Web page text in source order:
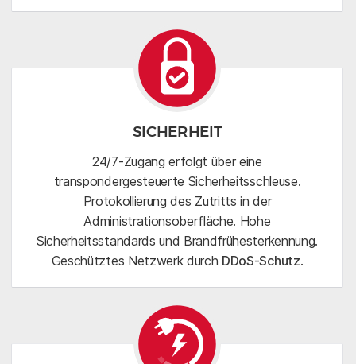
SICHERHEIT
24/7-Zugang erfolgt über eine
transpondergesteuerte Sicherheitsschleuse.
Protokollierung des Zutritts in der
Administrationsoberfläche. Hohe
Sicherheitsstandards und Brandfrühesterkennung.
Geschütztes Netzwerk durch DDoS-Schutz.